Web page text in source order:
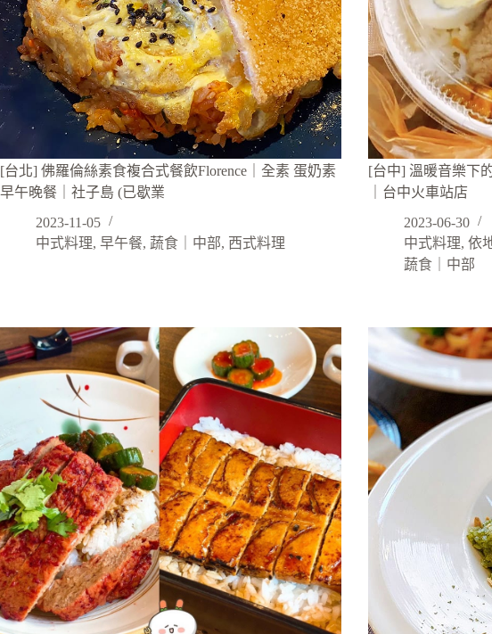
[台北] 佛羅倫絲素食複合式餐飲Florence｜全素 蛋奶素
早午晚餐｜社子島 (已歇業
2023-11-05
中式料理, 早午餐, 蔬食｜中部, 西式料理
[台中] 溫暖音樂下
｜台中火車站店
2023-06-30
中式料理,依
蔬食｜中部